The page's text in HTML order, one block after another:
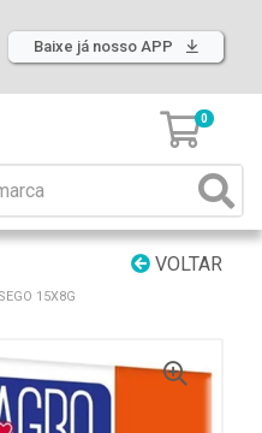
Baixe já nosso APP
0
VOLTAR
15X8G